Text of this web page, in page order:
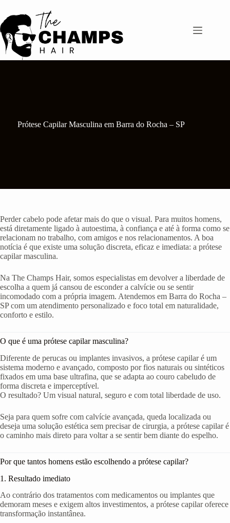
para
o
conteúdo
Prótese Capilar Masculina em Barra do Rocha – SP
Perder cabelo pode afetar mais do que o visual. Para muitos homens,
está diretamente ligado à autoestima, à confiança e até à forma como se
relacionam no trabalho, com amigos e nos relacionamentos. A boa
notícia é que existe uma solução discreta, eficaz e imediata: a prótese
capilar masculina.
Na The Champs Hair, somos especialistas em devolver a liberdade de
escolha a quem já cansou de esconder a calvície ou se sentir
incomodado com a própria imagem. Atendemos em Barra do Rocha –
SP com um atendimento personalizado e foco total em naturalidade,
conforto e estilo.
O que é uma prótese capilar masculina?
Diferente de perucas ou implantes invasivos, a prótese capilar é um
sistema moderno e avançado, composto por fios naturais ou sintéticos
fixados em uma base ultrafina, que se adapta ao couro cabeludo de
forma discreta e imperceptível.
O resultado? Um visual natural, seguro e com total liberdade de uso.
Seja para quem sofre com calvície avançada, queda localizada ou
deseja uma solução estética sem precisar de cirurgia, a prótese capilar é
o caminho mais direto para voltar a se sentir bem diante do espelho.
Por que tantos homens estão escolhendo a prótese capilar?
1. Resultado imediato
Ao contrário dos tratamentos com medicamentos ou implantes que
demoram meses e exigem altos investimentos, a prótese capilar oferece
transformação instantânea.